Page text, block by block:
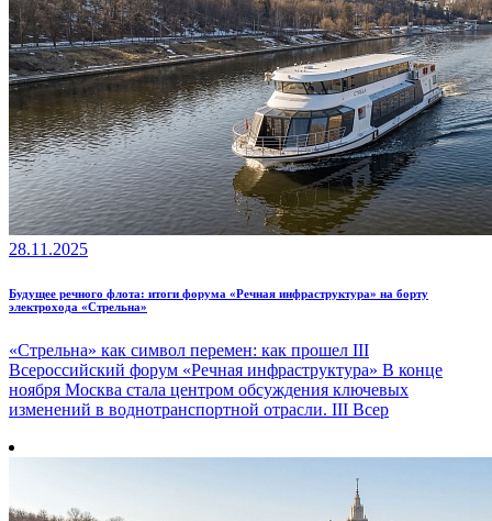
28.11.2025
Будущее речного флота: итоги форума «Речная инфраструктура» на борту
электрохода «Стрельна»
«Стрельна» как символ перемен: как прошел III
Всероссийский форум «Речная инфраструктура» В конце
ноября Москва стала центром обсуждения ключевых
изменений в воднотранспортной отрасли. III Всер